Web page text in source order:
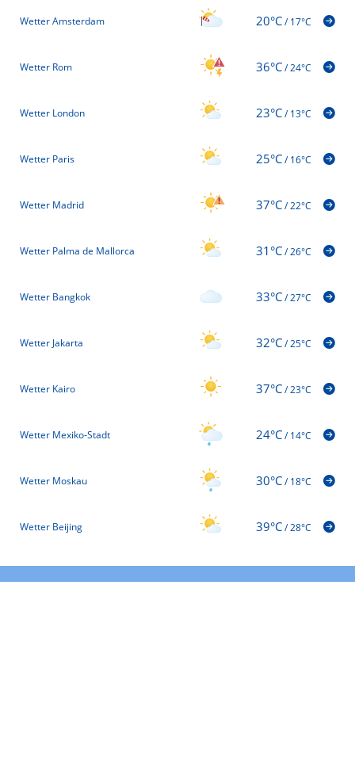
Wetter Amsterdam 20°C/17°C
Wetter Rom 36°C/24°C
Wetter London 23°C/13°C
Wetter Paris 25°C/16°C
Wetter Madrid 37°C/22°C
Wetter Palma de Mallorca 31°C/26°C
Wetter Bangkok 33°C/27°C
Wetter Jakarta 32°C/25°C
Wetter Kairo 37°C/23°C
Wetter Mexiko-Stadt 24°C/14°C
Wetter Moskau 30°C/18°C
Wetter Beijing 39°C/28°C